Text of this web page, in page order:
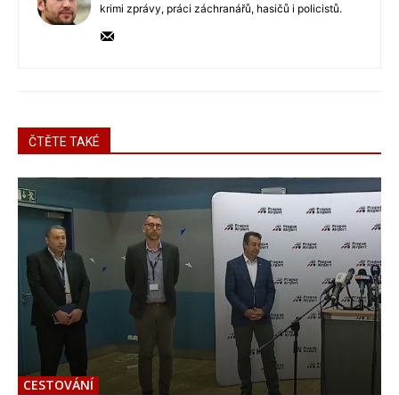
krimi zprávy, práci záchranářů, hasičů i policistů.
ČTĚTE TAKÉ
CESTOVÁNÍ